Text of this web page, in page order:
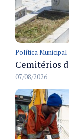
Política Municipal
07/08/2026